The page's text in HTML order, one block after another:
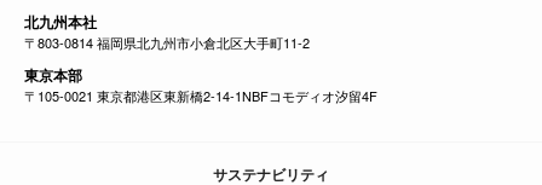
北九州本社
〒803-0814 福岡県北九州市小倉北区大手町11-2
東京本部
〒105-0021 東京都港区東新橋2-14-1NBFコモディオ汐留4F
サステナビリティ